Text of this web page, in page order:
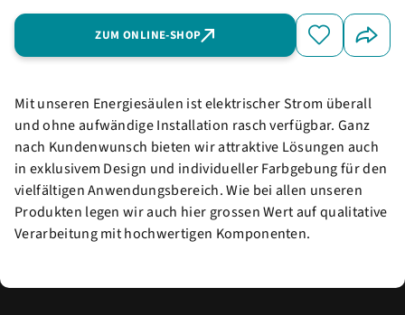
ZUM ONLINE-SHOP
Mit unseren Energiesäulen ist elektrischer Strom überall
und ohne aufwändige Installation rasch verfügbar. Ganz
nach Kundenwunsch bieten wir attraktive Lösungen auch
in exklusivem Design und individueller Farbgebung für den
vielfältigen Anwendungsbereich. Wie bei allen unseren
Produkten legen wir auch hier grossen Wert auf qualitative
Verarbeitung mit hochwertigen Komponenten.